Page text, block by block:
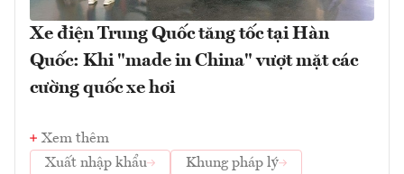
Xe điện Trung Quốc tăng tốc tại Hàn
Quốc: Khi "made in China" vượt mặt các
cường quốc xe hơi
Xem thêm
Xuất nhập khẩu
Khung pháp lý